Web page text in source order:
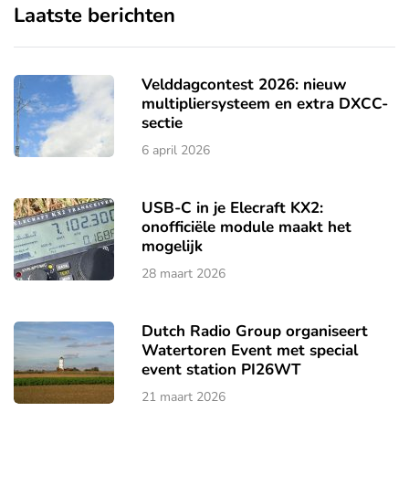
Laatste berichten
Velddagcontest 2026: nieuw
multipliersysteem en extra DXCC-
sectie
6 april 2026
USB-C in je Elecraft KX2:
onofficiële module maakt het
mogelijk
28 maart 2026
Dutch Radio Group organiseert
Watertoren Event met special
event station PI26WT
21 maart 2026